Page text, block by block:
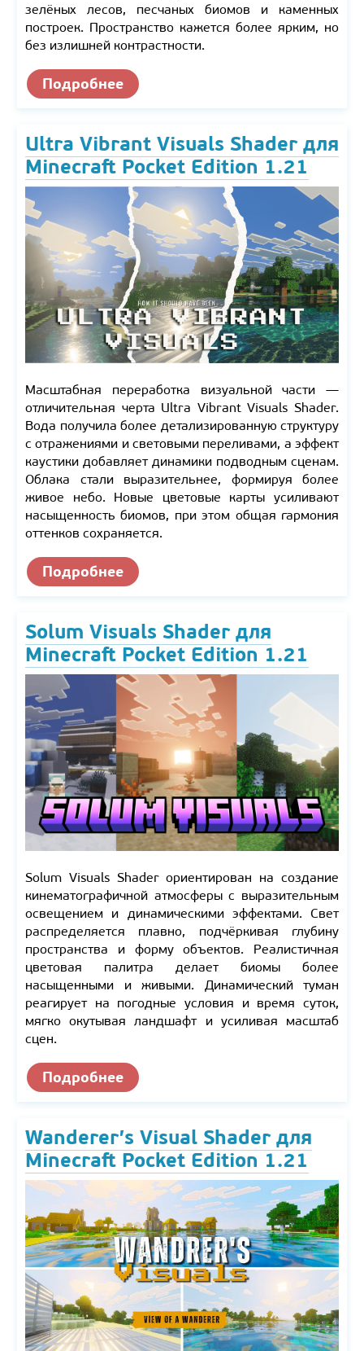
зелёных лесов, песчаных биомов и каменных
построек. Пространство кажется более ярким, но
без излишней контрастности.
Подробнее
Ultra Vibrant Visuals Shader для
Minecraft Pocket Edition 1.21
Масштабная переработка визуальной части —
отличительная черта Ultra Vibrant Visuals Shader.
Вода получила более детализированную структуру
с отражениями и световыми переливами, а эффект
каустики добавляет динамики подводным сценам.
Облака стали выразительнее, формируя более
живое небо. Новые цветовые карты усиливают
насыщенность биомов, при этом общая гармония
оттенков сохраняется.
Подробнее
Solum Visuals Shader для
Minecraft Pocket Edition 1.21
Solum Visuals Shader ориентирован на создание
кинематографичной атмосферы с выразительным
освещением и динамическими эффектами. Свет
распределяется плавно, подчёркивая глубину
пространства и форму объектов. Реалистичная
цветовая палитра делает биомы более
насыщенными и живыми. Динамический туман
реагирует на погодные условия и время суток,
мягко окутывая ландшафт и усиливая масштаб
сцен.
Подробнее
Wanderer’s Visual Shader для
Minecraft Pocket Edition 1.21